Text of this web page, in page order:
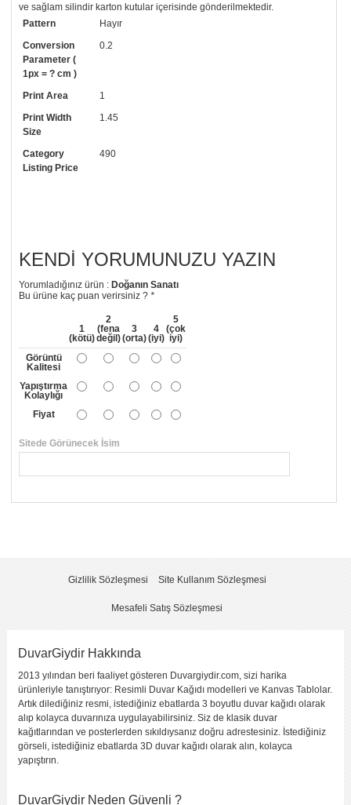
ve sağlam silindir karton kutular içerisinde gönderilmektedir.
• Tutkalınız, siparişiniz ile birlikte ücretsiz olarak gönderilecektir.
Uygulaması standart duvar kağıdı ile aynıdır. Siparişiniz ile birlikte
uygulama kılavuzu da gönderilecektir.
arayıp talebinizi iletebilirsiniz.
• Görselde düzenleme yaptırmak istiyorsanız yine bize telefon
numaramızdan ulaşabilirsiniz.
Pattern
Hayır
Conversion
Parameter (
1px = ? cm )
0.2
Print Area
1
Print Width
Size
1.45
Category
Listing Price
490
KENDI YORUMUNUZU YAZIN
Yorumladığınız ürün : Doğanın Sanatı
Bu ürüne kaç puan verirsiniz ?*
1
(kötü)
2
(fena
değil)
3
(orta)
4
(iyi)
5
(çok
iyi)
Görüntü
Kalitesi
Yapıştırma
Kolaylığı
Fiyat
Sitede Görünecek İsim
Yorumu Gönder
Gizlilik Sözleşmesi Site Kullanım Sözleşmesi
Mesafeli Satış Sözleşmesi
DuvarGiydir Hakkında
2013 yılından beri faaliyet gösteren Duvargiydir.com, sizi harika
ürünleriyle tanıştırıyor: Resimli Duvar Kağıdı modelleri ve Kanvas Tablolar.
Artık dilediğiniz resmi, istediğiniz ebatlarda 3 boyutlu duvar kağıdı olarak
alıp kolayca duvarınıza uygulayabilirsiniz. Siz de klasik duvar
kağıtlarından ve posterlerden sıkıldıysanız doğru adrestesiniz. İstediğiniz
görseli, istediğiniz ebatlarda 3D duvar kağıdı olarak alın, kolayca
yapıştırın.
DuvarGiydir Neden Güvenli ?